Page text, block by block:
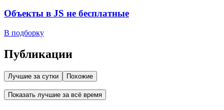
Объекты в JS не бесплатные
В подборку
Публикации
Лучшие за сутки Похожие
Показать лучшие за всё время